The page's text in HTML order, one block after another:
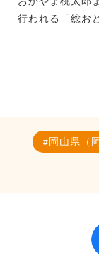
行われる「総お
岡山県（